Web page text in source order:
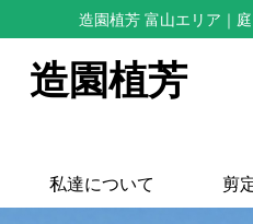
造園植芳 富山エリア ｜
造園植芳
私達について 剪